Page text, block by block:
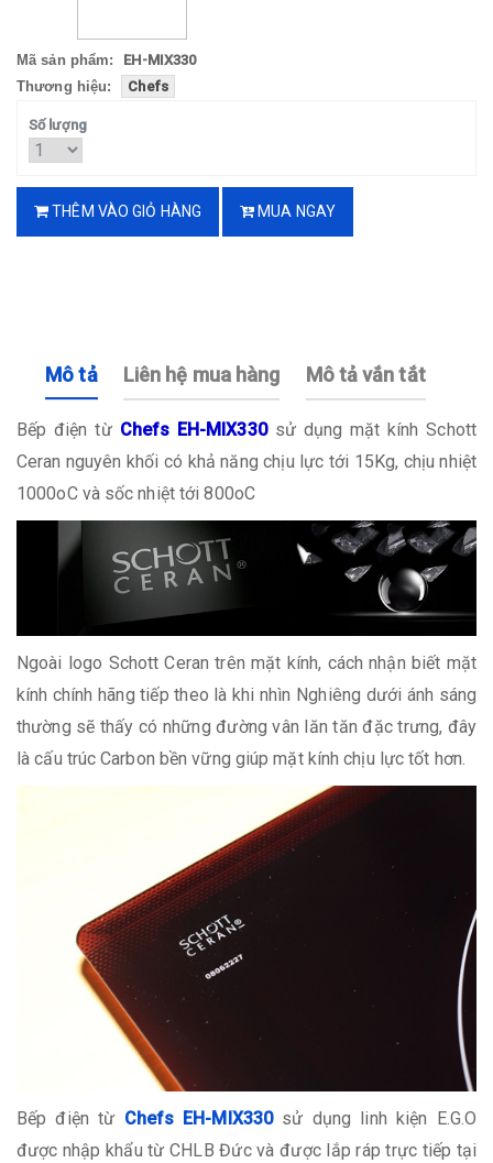
Mã sản phẩm:
EH-MIX330
Thương hiệu:
Chefs
Số lượng
THÊM VÀO GIỎ HÀNG MUA NGAY
Mô tả Liên hệ mua hàng Mô tả vắn tắt
Bếp điện từ Chefs EH-MIX330 sử dụng mặt kính Schott
Ceran nguyên khối có khả năng chịu lực tới 15Kg, chịu nhiệt
1000oC và sốc nhiệt tới 800oC
Ngoài logo Schott Ceran trên mặt kính, cách nhận biết mặt
kính chính hãng tiếp theo là khi nhìn Nghiêng dưới ánh sáng
thường sẽ thấy có những đường vân lăn tăn đặc trưng, đây
là cấu trúc Carbon bền vững giúp mặt kính chịu lực tốt hơn.
Bếp điện từ Chefs EH-MIX330 sử dụng linh kiện E.G.O
được nhập khẩu từ CHLB Đức và được lắp ráp trực tiếp tại